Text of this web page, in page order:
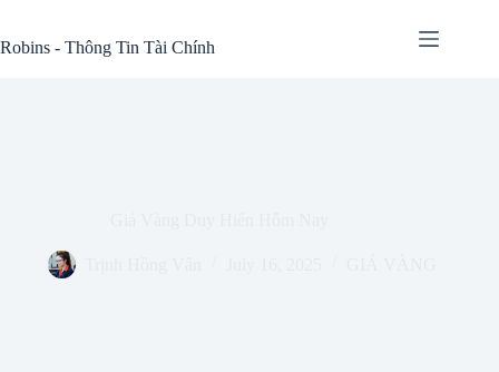
content
Robins - Thông Tin Tài Chính